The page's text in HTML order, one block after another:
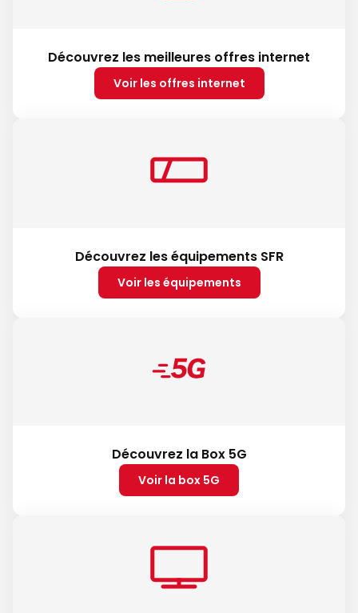
Découvrez les meilleures offres internet
Voir les offres internet
Découvrez les équipements SFR
Voir les équipements
Découvrez la Box 5G
Voir la box 5G